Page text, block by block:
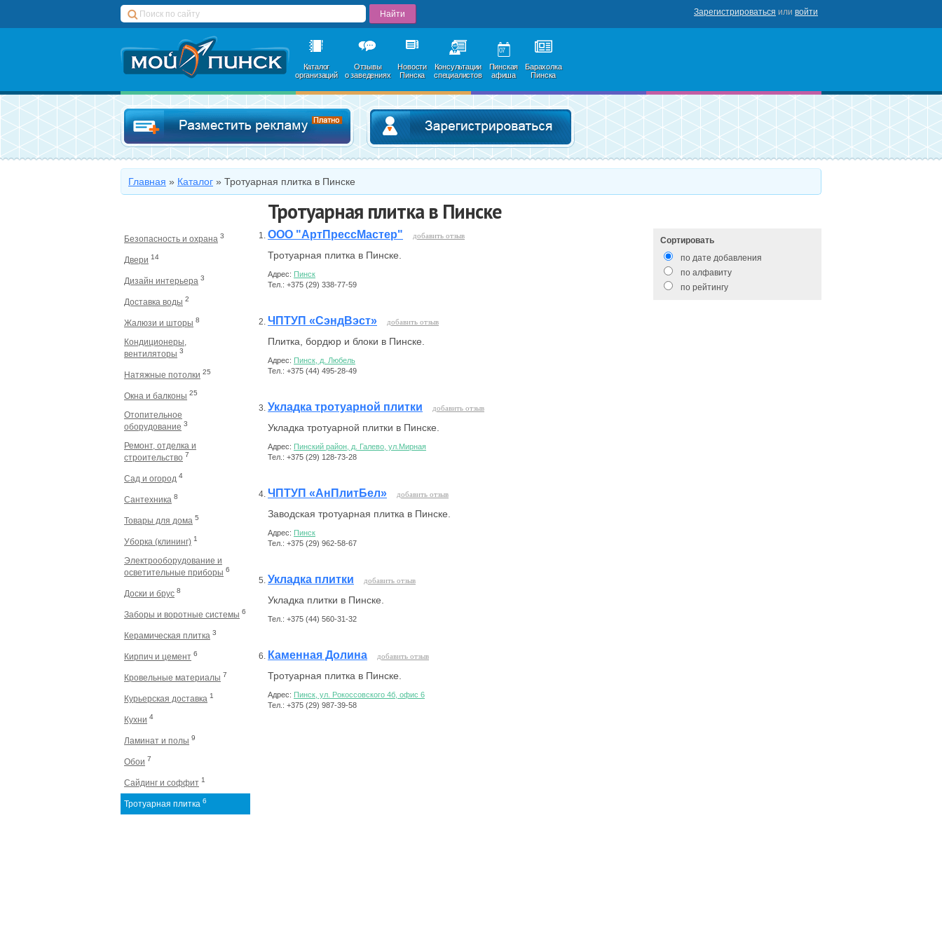
Зарегистрироваться или войти
Каталог
организаций
Отзывы
о заведениях
Новости
Пинска
Консультации
специалистов
07
Пинская
афиша
Барахолка
Пинска
Добавить в каталог Зарегистрироваться
Главная » Каталог » Тротуарная плитка в Пинске
Тротуарная плитка в Пинске
Безопасность и охрана 3
Двери 14
Дизайн интерьера 3
Доставка воды 2
Жалюзи и шторы 8
Кондиционеры,
вентиляторы 3
Натяжные потолки 25
Окна и балконы 25
Отопительное
оборудование 3
Ремонт, отделка и
строительство 7
Сад и огород 4
Сантехника 8
Товары для дома 5
Уборка (клининг) 1
Электрооборудование и
осветительные приборы 6
Доски и брус 8
Заборы и воротные системы 6
Керамическая плитка 3
Кирпич и цемент 6
Кровельные материалы 7
Курьерская доставка 1
Кухни 4
Ламинат и полы 9
Обои 7
Сайдинг и соффит 1
Тротуарная плитка 6
ООО "АртПрессМастер" добавить отзыв
Тротуарная плитка в Пинске.
Адрес: Пинск
Тел.: +375 (29) 338-77-59
ЧПТУП «СэндВэст» добавить отзыв
Плитка, бордюр и блоки в Пинске.
Адрес: Пинск, д. Любель
Тел.: +375 (44) 495-28-49
Укладка тротуарной плитки добавить отзыв
Укладка тротуарной плитки в Пинске.
Адрес: Пинский район, д. Галево, ул.Мирная
Тел.: +375 (29) 128-73-28
ЧПТУП «АнПлитБел» добавить отзыв
Заводская тротуарная плитка в Пинске.
Адрес: Пинск
Тел.: +375 (29) 962-58-67
Укладка плитки добавить отзыв
Укладка плитки в Пинске.
Тел.: +375 (44) 560-31-32
Каменная Долина добавить отзыв
Тротуарная плитка в Пинске.
Адрес: Пинск, ул. Рокоссовского 4б, офис 6
Тел.: +375 (29) 987-39-58
Сортировать
по дате добавления
по алфавиту
по рейтингу